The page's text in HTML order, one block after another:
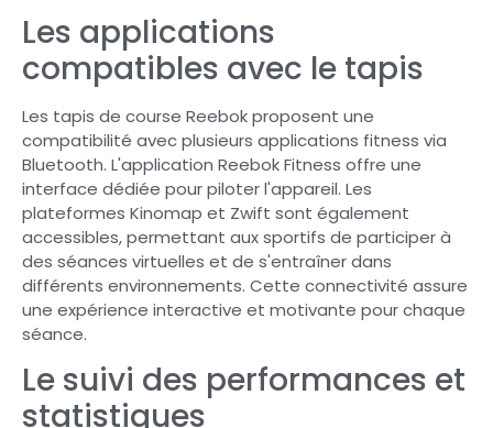
Les applications
compatibles avec le tapis
Les tapis de course Reebok proposent une
compatibilité avec plusieurs applications fitness via
Bluetooth. L'application Reebok Fitness offre une
interface dédiée pour piloter l'appareil. Les
plateformes Kinomap et Zwift sont également
accessibles, permettant aux sportifs de participer à
des séances virtuelles et de s'entraîner dans
différents environnements. Cette connectivité assure
une expérience interactive et motivante pour chaque
séance.
Le suivi des performances et
statistiques